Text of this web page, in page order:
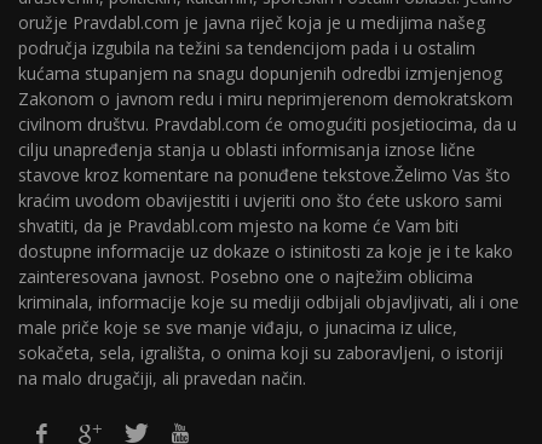
oružje Pravdabl.com je javna riječ koja je u medijima našeg
područja izgubila na težini sa tendencijom pada i u ostalim
kućama stupanjem na snagu dopunjenih odredbi izmjenjenog
Zakonom o javnom redu i miru neprimjerenom demokratskom
civilnom društvu. Pravdabl.com će omogućiti posjetiocima, da u
cilju unapređenja stanja u oblasti informisanja iznose lične
stavove kroz komentare na ponuđene tekstove.Želimo Vas što
kraćim uvodom obavijestiti i uvjeriti ono što ćete uskoro sami
shvatiti, da je Pravdabl.com mjesto na kome će Vam biti
dostupne informacije uz dokaze o istinitosti za koje je i te kako
zainteresovana javnost. Posebno one o najtežim oblicima
kriminala, informacije koje su mediji odbijali objavljivati, ali i one
male priče koje se sve manje viđaju, o junacima iz ulice,
sokačeta, sela, igrališta, o onima koji su zaboravljeni, o istoriji
na malo drugačiji, ali pravedan način.